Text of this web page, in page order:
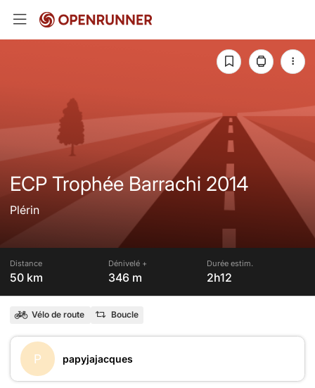
ECP Trophée Barrachi 2014
Plérin
Distance
50 km
Dénivelé +
346 m
Durée estim.
2h12
Vélo de route Boucle
P papyjajacques